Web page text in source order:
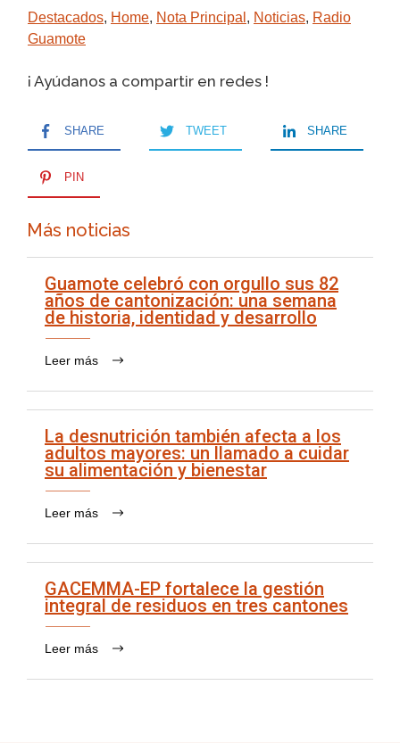
Destacados, Home, Nota Principal , Noticias, Radio
Guamote
¡ Ayúdanos a compartir en redes !
SHARE TWEET SHARE
PIN
Más noticias
Guamote celebró con orgullo sus 82
años de cantonización: una semana
de historia, identidad y desarrollo
Leer más
La desnutrición también afecta a los
adultos mayores: un llamado a cuidar
su alimentación y bienestar
Leer más
GACEMMA-EP fortalece la gestión
integral de residuos en tres cantones
Leer más